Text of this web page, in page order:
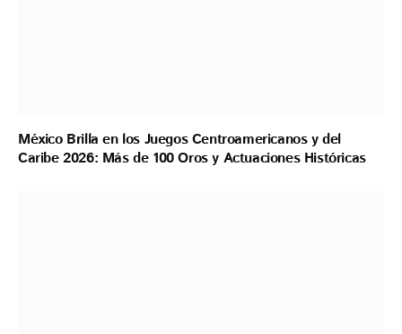
México Brilla en los Juegos Centroamericanos y del
Caribe 2026: Más de 100 Oros y Actuaciones Históricas